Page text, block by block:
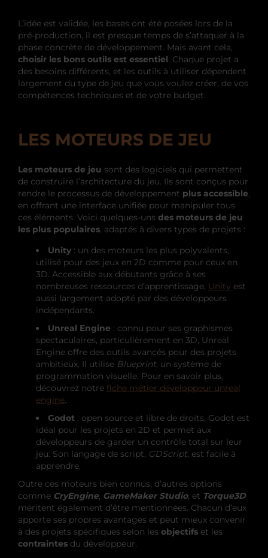
L’idée est validée, les bases ont été posées lors de la
pré-production, il est presque temps de s’attaquer à la
phase concrète de développement. Mais avant cela,
choisir les bons outils est essentiel. Chaque projet a
des besoins différents, et les outils à utiliser dépendent
largement du type de jeu que vous voulez créer, de vos
compétences techniques et de votre budget.
LES MOTEURS DE JEU
Les moteurs de jeu sont des logiciels qui permettent
de construire l’architecture du jeu. Ils sont conçus pour
rendre le processus de développement plus accessible,
en offrant une interface unifiée pour manipuler tous
ces éléments. Voici quelques-uns des moteurs de jeu
les plus populaires, adaptés à divers types de projets :
Unity : un des moteurs les plus polyvalents,
utilisé pour des jeux en 2D comme pour ceux en
3D. Accessible aux débutants grâce à ses
nombreuses ressources d’apprentissage, Unity est
aussi largement adopté par des développeurs
indépendants.
Unreal Engine : connu pour ses graphismes
spectaculaires, particulièrement en 3D, Unreal
Engine offre des outils avancés pour des projets
ambitieux. Il utilise Blueprint, un système de
programmation visuelle. Pour en savoir plus,
découvrez notre fiche métier développeur unreal
engine.
Godot : open source et libre de droits, Godot est
idéal pour les projets en 2D et permet aux
développeurs de garder un contrôle total sur leur
jeu. Son langage de script, GDScript, est facile à
apprendre.
Outre ces moteurs bien connus, d’autres options
comme CryEngine, GameMaker Studio, et Torque3D
méritent également d’être mentionnées. Chacun d’eux
apporte ses propres avantages et peut mieux convenir
à des projets spécifiques selon les objectifs et les
contraintes du développeur.